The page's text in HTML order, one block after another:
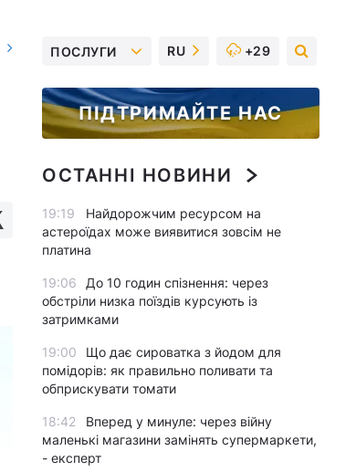
ПОСЛУГИ RU +29
ПІДТРИМАЙТЕ НАС
ОСТАННІ НОВИНИ
19:19
Найдорожчим ресурсом на
астероїдах може виявитися зовсім не
платина
19:06
До 10 годин спізнення: через
обстріли низка поїздів курсують із
затримками
19:00
Що дає сироватка з йодом для
помідорів: як правильно поливати та
обприскувати томати
18:42
Вперед у минуле: через війну
маленькі магазини замінять супермаркети,
- експерт